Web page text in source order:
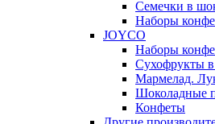
Семечки в
Наборы
JOYCO
Наборы
Сухофрукты
Мармелад.
Шоколадные
Конфеты